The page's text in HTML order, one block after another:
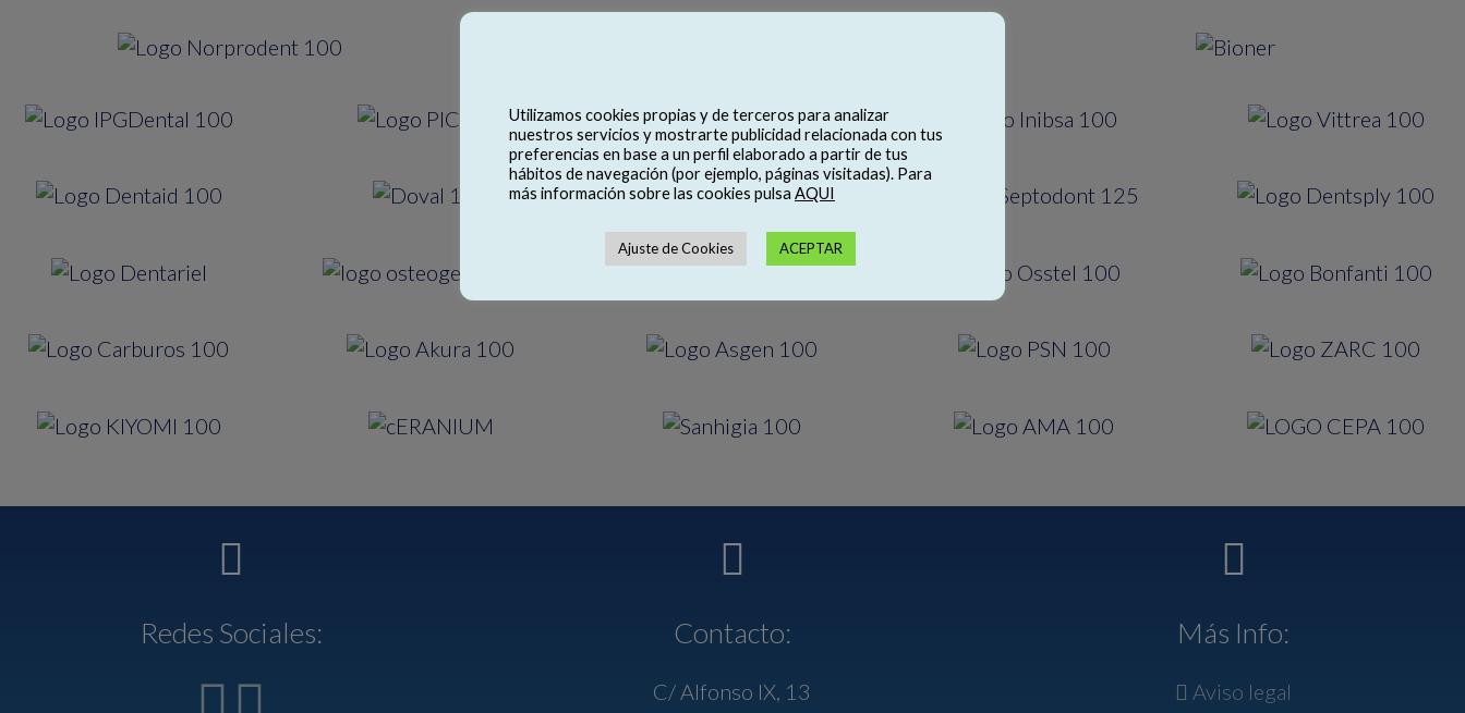
Redes Sociales: Contacto:
C/ Alfonso IX, 13
Más Info:
Aviso legal
Utilizamos cookies propias y de terceros para analizar
nuestros servicios y mostrarte publicidad relacionada con tus
preferencias en base a un perfil elaborado a partir de tus
hábitos de navegación (por ejemplo, páginas visitadas). Para
más información sobre las cookies pulsa AQUI
Ajuste de Cookies ACEPTAR